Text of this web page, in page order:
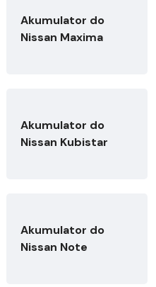
Akumulator do
Nissan Maxima
Akumulator do
Nissan Kubistar
Akumulator do
Nissan Note